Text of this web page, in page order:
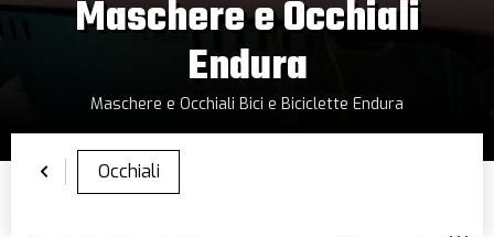
Maschere e Occhiali
Endura
Maschere e Occhiali Bici e Biciclette Endura